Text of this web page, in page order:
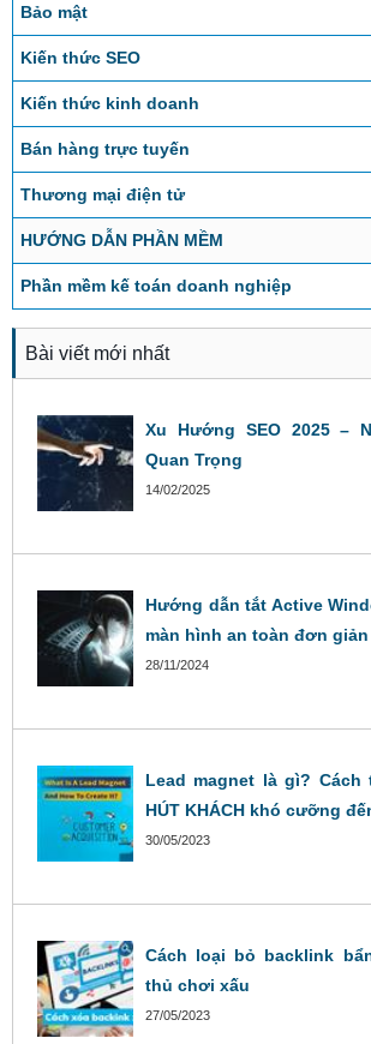
Bảo mật
Kiến thức SEO
Kiến thức kinh doanh
Bán hàng trực tuyến
Thương mại điện tử
HƯỚNG DẪN PHẦN MỀM
Phần mềm kế toán doanh nghiệp
Bài viết mới nhất
Xu Hướng SEO 2025 –
Quan Trọng
14/02/2025
Hướng dẫn tắt Active
màn hình an toàn đơn
28/11/2024
Lead magnet là gì? Cách
HÚT KHÁCH khó cưỡng
30/05/2023
Cách loại bỏ backlink
thủ chơi xấu
27/05/2023